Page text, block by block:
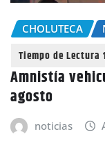
CHOLUTECA
Amnistía
agosto
noticias